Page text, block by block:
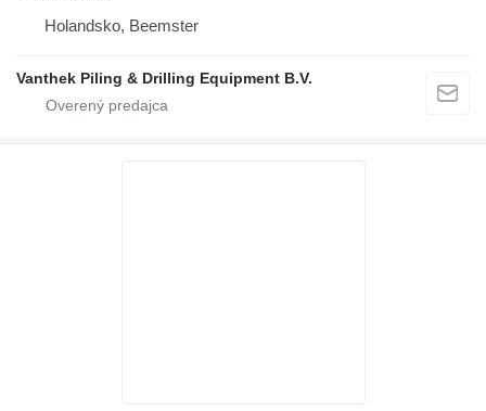
Holandsko, Beemster
Vanthek Piling & Drilling Equipment B.V.